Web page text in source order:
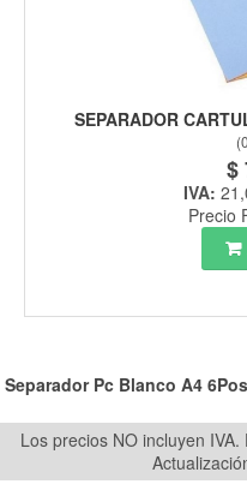
SEPARADOR
(
$
IVA:
Precio
Separador Pc Blanco A4
Los precios NO incluyen